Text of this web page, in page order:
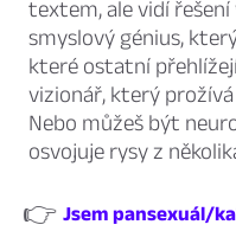
textem, ale vidí
smyslový génius,
které ostatní
vizionář, který
Nebo můžeš být
osvojuje rysy z
👉 Jsem pansexuál/